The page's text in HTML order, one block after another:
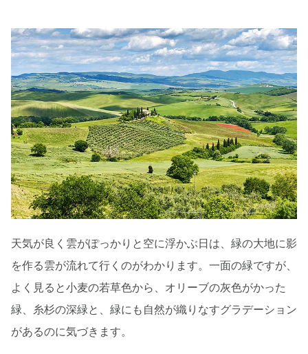
天気が良く雲がぽっかりと空に浮かぶ日は、緑の大地に影
を作る雲が流れて行くのがわかります。一面の緑ですが、
よく見ると小麦の若草色から、オリーブの灰色がかった
緑、糸杉の深緑と、緑にも自然が織りなすグラデーション
があるのに気づきます。